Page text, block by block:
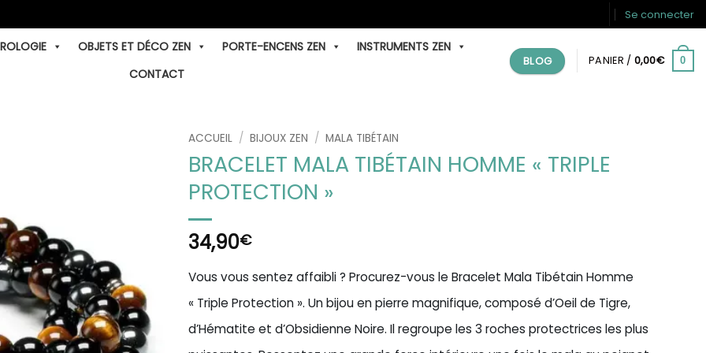
Se connecter
OBJETS ET DÉCO ZEN PORTE-ENCENS ZEN
INSTRUMENTS ZEN
CONTACT
BLOG PANIER / 0,00€ 0
ACCUEIL / BIJOUX ZEN / MALA TIBÉTAIN
BRACELET MALA TIBÉTAIN HOMME « TRIPLE
PROTECTION »
34,90€
Vous vous sentez affaibli ? Procurez-vous le Bracelet Mala Tibétain Homme
« Triple Protection ». Un bijou en pierre magnifique, composé d’Oeil de Tigre,
d’Hématite et d’Obsidienne Noire. Il regroupe les 3 roches protectrices les plus